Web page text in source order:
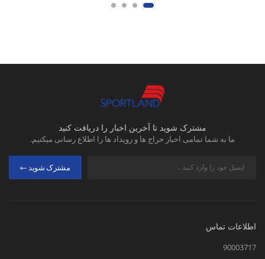
مشترک شوید تا آخرین اخبار را دریافت کنید
ما به شما تمامی اخبار حراج ها و رویداد ها را اطلاع رسانی میکنیم.
مشترک شوید
اطلاعات تماس
90003717